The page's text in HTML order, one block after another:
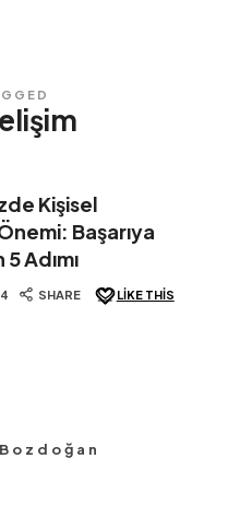
Kişisel
Başarıya
Adımı
SHARE LIKE THIS